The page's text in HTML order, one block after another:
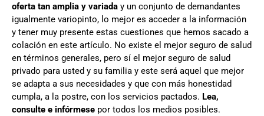
oferta tan amplia y variada y un conjunto de demandantes
igualmente variopinto, lo mejor es acceder a la información
y tener muy presente estas cuestiones que hemos sacado a
colación en este artículo. No existe el mejor seguro de salud
en términos generales, pero sí el mejor seguro de salud
privado para usted y su familia y este será aquel que mejor
se adapta a sus necesidades y que con más honestidad
cumpla, a la postre, con los servicios pactados. Lea,
consulte e infórmese por todos los medios posibles.